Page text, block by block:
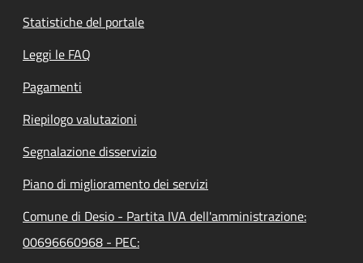
Statistiche del portale
Leggi le FAQ
Pagamenti
Riepilogo valutazioni
Segnalazione disservizio
Piano di miglioramento dei servizi
Comune di Desio - Partita IVA dell'amministrazione:
00696660968 - PEC: